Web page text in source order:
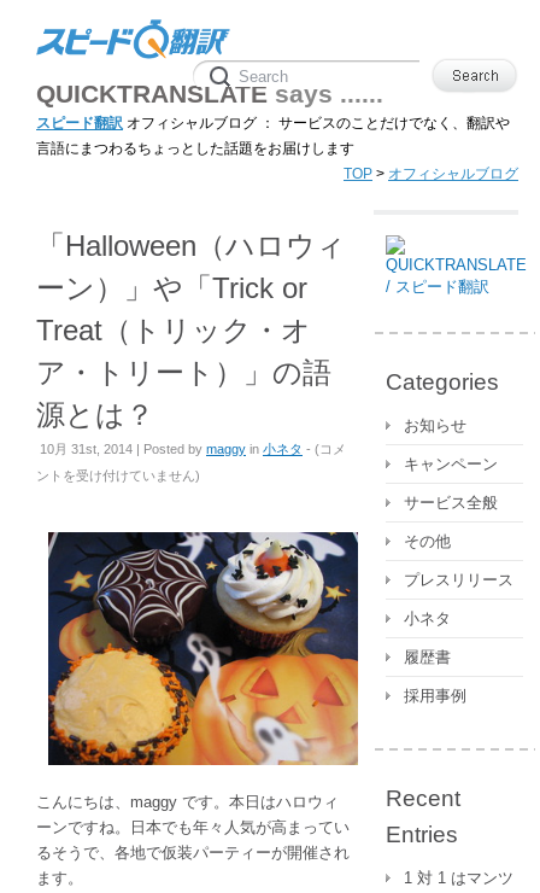
QUICKTRANSLATE says ......
スピード翻訳 オフィシャルブログ ： サービスのことだけでなく、翻訳や
言語にまつわるちょっとした話題をお届けします
TOP > オフィシャルブログ
「Halloween（ハロウィ
ーン）」や「Trick or
Treat（トリック・オ
ア・トリート）」の語
源とは？
10月 31st, 2014 | Posted by maggy in 小ネタ - (「Halloween（ハ
ー
ン）」
や
「Trick
or
Treat（ト
リ
ア・
ト
リ
コメ
ントを受け付けていません)
こんにちは、maggy です。本日はハロウィ
ーンですね。日本でも年々人気が高まってい
るそうで、各地で仮装パーティーが開催され
ます。
Categories
お知らせ
キャンペーン
サービス全般
その他
プレスリリース
小ネタ
履歴書
採用事例
Recent
Entries
1 対 1 はマンツ